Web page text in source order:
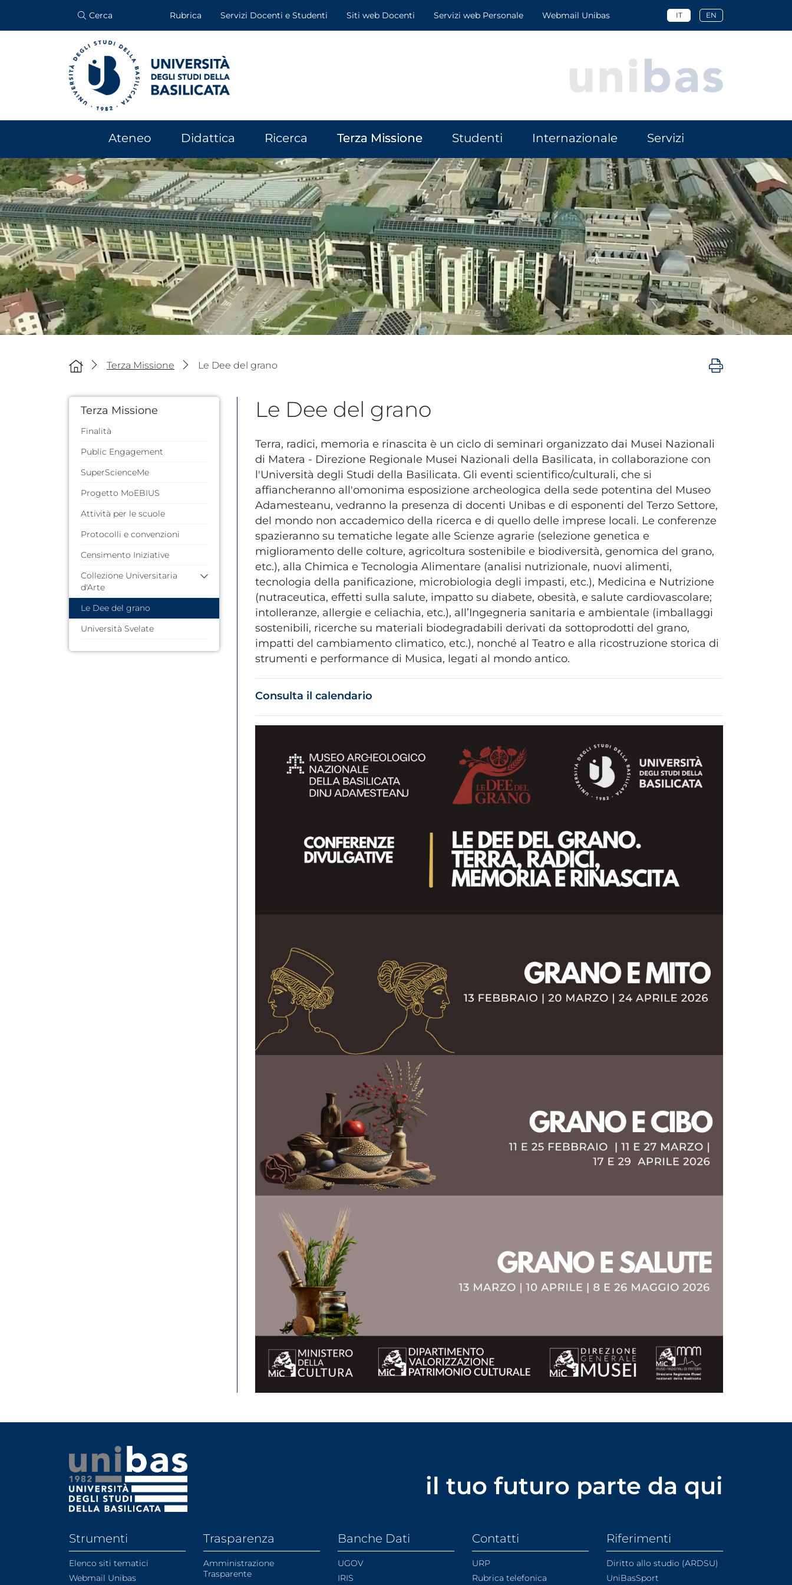
Cerca Rubrica Servizi Docenti e Studenti Siti web Docenti Servizi web Personale Webmail Unibas IT EN
Ateneo Didattica Ricerca Terza Missione Studenti Internazionale Servizi
Terza Missione Le Dee del grano
Le Dee del grano
Terra, radici, memoria e rinascita è un ciclo di seminari organizzato dai Musei Nazionali
di Matera - Direzione Regionale Musei Nazionali della Basilicata, in collaborazione con
l'Università degli Studi della Basilicata. Gli eventi scientifico/culturali, che si
affiancheranno all'omonima esposizione archeologica della sede potentina del Museo
Adamesteanu, vedranno la presenza di docenti Unibas e di esponenti del Terzo Settore,
del mondo non accademico della ricerca e di quello delle imprese locali. Le conferenze
spazieranno su tematiche legate alle Scienze agrarie (selezione genetica e
miglioramento delle colture, agricoltura sostenibile e biodiversità, genomica del grano,
etc.), alla Chimica e Tecnologia Alimentare (analisi nutrizionale, nuovi alimenti,
tecnologia della panificazione, microbiologia degli impasti, etc.), Medicina e Nutrizione
(nutraceutica, effetti sulla salute, impatto su diabete, obesità, e salute cardiovascolare;
intolleranze, allergie e celiachia, etc.), all’Ingegneria sanitaria e ambientale (imballaggi
sostenibili, ricerche su materiali biodegradabili derivati da sottoprodotti del grano,
impatti del cambiamento climatico, etc.), nonché al Teatro e alla ricostruzione storica di
strumenti e performance di Musica, legati al mondo antico.
Consulta il calendario
Terza Missione
Finalità
Public Engagement
SuperScienceMe
Progetto MoEBIUS
Attività per le scuole
Protocolli e convenzioni
Censimento Iniziative
Collezione Universitaria
d'Arte
Storia
Artisti
Polo del Francioso
Le Dee del grano
Università Svelate
il tuo futuro parte da qui
Strumenti
Elenco siti tematici
Webmail Unibas
Trasparenza
Amministrazione
Trasparente
Banche Dati
UGOV
IRIS
Contatti
URP
Rubrica telefonica
Riferimenti
Diritto allo studio (ARDSU)
UniBasSport